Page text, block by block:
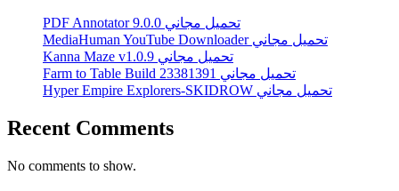
PDF Annotator 9.0.0 تحميل مجاني
MediaHuman YouTube Downloader تحميل مجاني
Kanna Maze v1.0.9 تحميل مجاني
Farm to Table Build 23381391 تحميل مجاني
Hyper Empire Explorers-SKIDROW تحميل مجاني
Recent Comments
No comments to show.